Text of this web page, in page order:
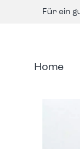
Für ein
Home